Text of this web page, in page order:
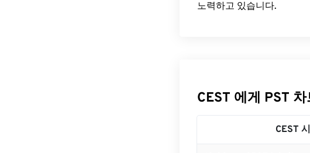
노력하고 있습니다.
CEST 에게 PST
CEST